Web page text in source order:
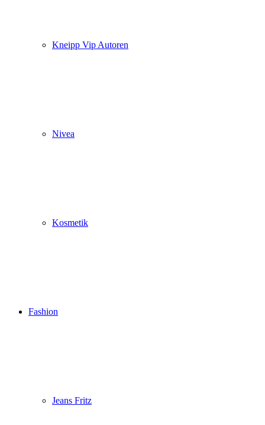
Kneipp Vip Autoren
Nivea
Kosmetik
Fashion
Jeans Fritz